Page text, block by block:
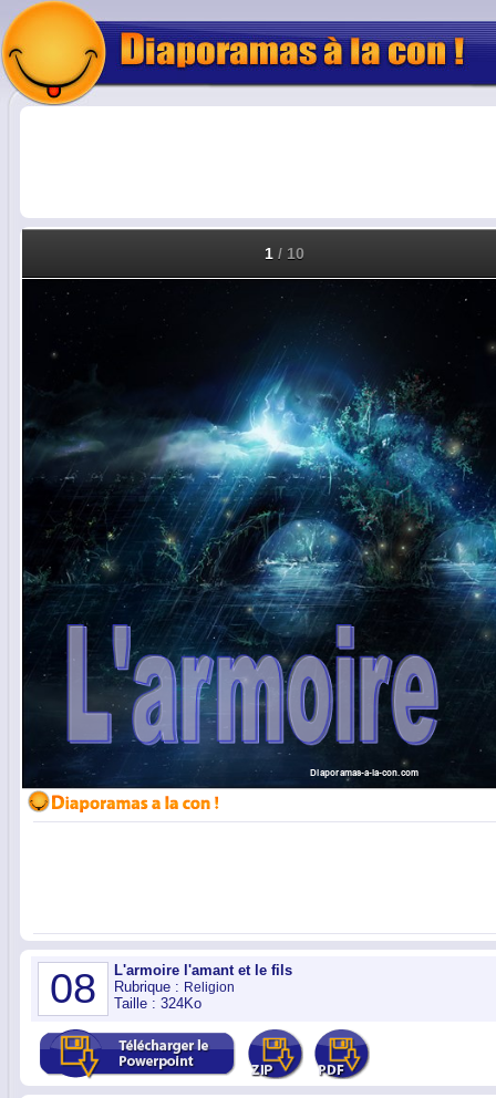
08
L'armoire l'amant et le fils
Rubrique : Religion
Taille : 324Ko